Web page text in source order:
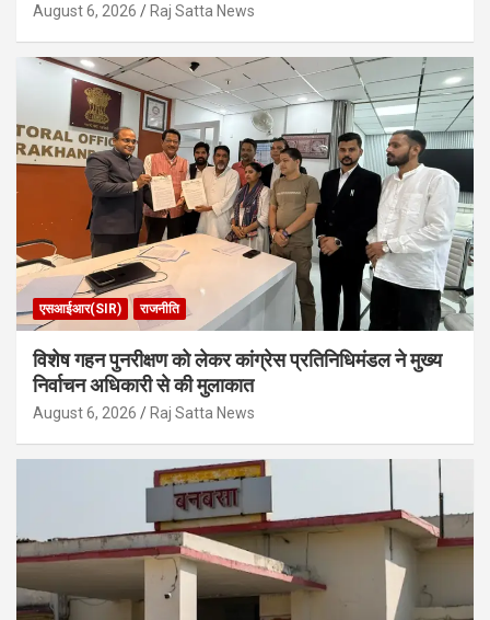
August 6, 2026 Raj Satta News
एसआईआर(SIR) राजनीति
विशेष गहन पुनरीक्षण को लेकर कांग्रेस प्रतिनिधिमंडल ने मुख्य
निर्वाचन अधिकारी से की मुलाकात
August 6, 2026 Raj Satta News